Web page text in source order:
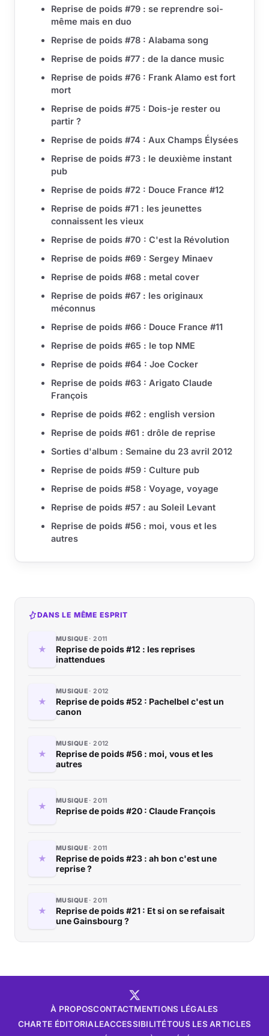
Reprise de poids #79 : se reprendre soi-
même mais en duo
Reprise de poids #78 : Alabama song
Reprise de poids #77 : de la dance music
Reprise de poids #76 : Frank Alamo est fort
mort
Reprise de poids #75 : Dois-je rester ou
partir ?
Reprise de poids #74 : Aux Champs Élysées
Reprise de poids #73 : le deuxième instant
pub
Reprise de poids #72 : Douce France #12
Reprise de poids #71 : les jeunettes
connaissent les vieux
Reprise de poids #70 : C'est la Révolution
Reprise de poids #69 : Sergey Minaev
Reprise de poids #68 : metal cover
Reprise de poids #67 : les originaux
méconnus
Reprise de poids #66 : Douce France #11
Reprise de poids #65 : le top NME
Reprise de poids #64 : Joe Cocker
Reprise de poids #63 : Arigato Claude
François
Reprise de poids #62 : english version
Reprise de poids #61 : drôle de reprise
Sorties d'album : Semaine du 23 avril 2012
Reprise de poids #59 : Culture pub
Reprise de poids #58 : Voyage, voyage
Reprise de poids #57 : au Soleil Levant
Reprise de poids #56 : moi, vous et les
autres
DANS LE MÊME ESPRIT
MUSIQUE 2011
Reprise de poids #12 : les reprises
inattendues
MUSIQUE 2012
Reprise de poids #52 : Pachelbel c'est un
canon
MUSIQUE 2012
Reprise de poids #56 : moi, vous et les
autres
MUSIQUE 2011
Reprise de poids #20 : Claude François
MUSIQUE 2011
Reprise de poids #23 : ah bon c'est une
reprise ?
MUSIQUE 2011
Reprise de poids #21 : Et si on se refaisait
une Gainsbourg ?
À PROPOSCONTACTMENTIONS LÉGALES
CHARTE ÉDITORIALEACCESSIBILITÉTOUS LES ARTICLES